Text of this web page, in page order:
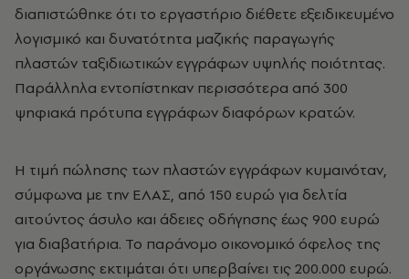
διαπιστώθηκε ότι το εργαστήριο διέθετε εξειδικευμένο
λογισμικό και δυνατότητα μαζικής παραγωγής
πλαστών ταξιδιωτικών εγγράφων υψηλής ποιότητας.
Παράλληλα εντοπίστηκαν περισσότερα από 300
ψηφιακά πρότυπα εγγράφων διαφόρων κρατών.
Η τιμή πώλησης των πλαστών εγγράφων κυμαινόταν,
σύμφωνα με την ΕΛΑΣ, από 150 ευρώ για δελτία
αιτούντος άσυλο και άδειες οδήγησης έως 900 ευρώ
για διαβατήρια. Το παράνομο οικονομικό όφελος της
οργάνωσης εκτιμάται ότι υπερβαίνει τις 200.000 ευρώ.